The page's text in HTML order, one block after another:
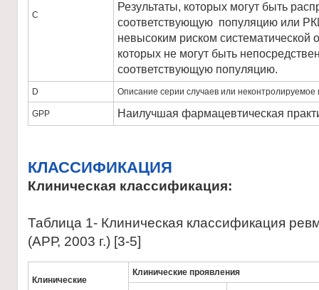
С
Результаты, которых могут быть
соответствующую популяцию или
невысоким риском систематической
которых не могут быть
соответствующую популяцию.
D Описание серии случаев или
GPP Наилучшая фармацевтическая
КЛАССИФИКАЦИЯ
Клиническая классификация:
Таблица 1- Клиническая классификация
(АРР, 2003 г.) [3-5]
Клинические
Клинические проявления